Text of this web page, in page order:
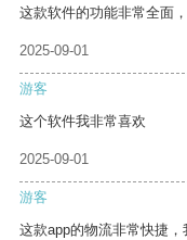
这款软件的功能非常全面
2025-09-01
游客
这个软件我非常喜欢
2025-09-01
游客
这款app的物流非常快捷，